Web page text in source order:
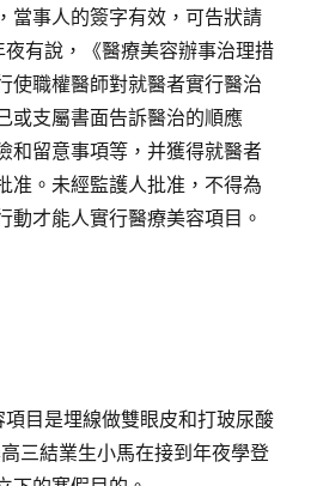
當事人的簽字有效，可告狀請
有說，《醫療美容辦事治理措
使職權醫師對就醫者實行醫治
或支屬書面告訴醫治的順應
和留意事項等，并獲得就醫者
准。未經監護人批准，不得為
動才能人實行醫療美容項目。
目是埋線做雙眼皮和打玻尿酸
結業生小馬在接到年夜學登